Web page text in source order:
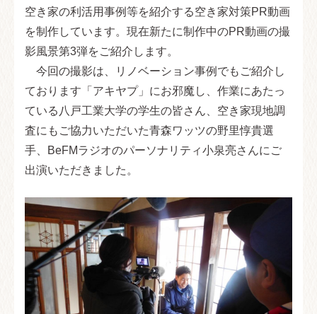
空き家の利活用事例等を紹介する空き家対策PR動画
を制作しています。現在新たに制作中のPR動画の撮
影風景第3弾をご紹介します。
今回の撮影は、リノベーション事例でもご紹介し
ております「アキヤプ」にお邪魔し、作業にあたっ
ている八戸工業大学の学生の皆さん、空き家現地調
査にもご協力いただいた青森ワッツの野里惇貴選
手、BeFMラジオのパーソナリティ小泉亮さんにご
出演いただきました。